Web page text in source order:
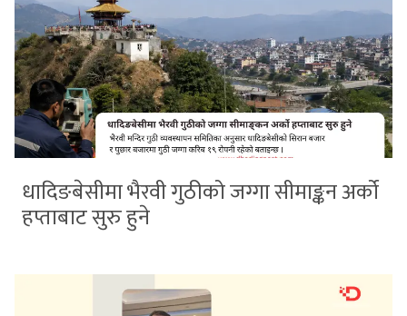
धादिङबेसीमा भैरवी गुठीको जग्गा सीमाङ्कन अर्को
हप्ताबाट सुरु हुने